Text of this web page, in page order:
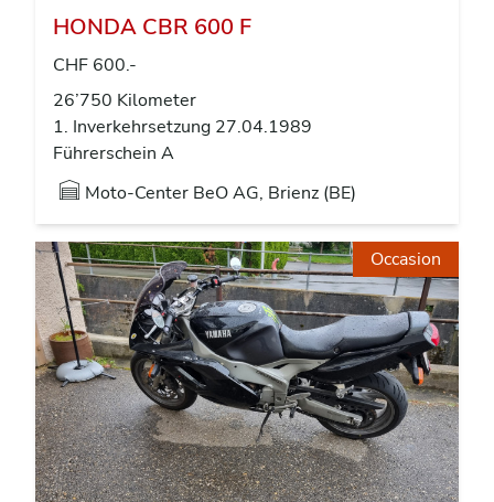
HONDA CBR 600 F
CHF 600.-
26’750 Kilometer
1. Inverkehrsetzung 27.04.1989
Führerschein A
Moto-Center BeO AG, Brienz (BE)
Occasion